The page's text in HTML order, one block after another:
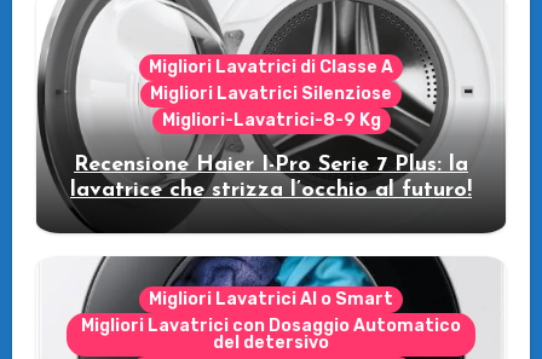
Migliori Lavatrici di Classe A
Migliori Lavatrici Silenziose
Migliori-Lavatrici-8-9 Kg
Recensione Haier I-Pro Serie 7 Plus: la
lavatrice che strizza l’occhio al futuro!
Migliori Lavatrici AI o Smart
Migliori Lavatrici con Dosaggio Automatico
del detersivo